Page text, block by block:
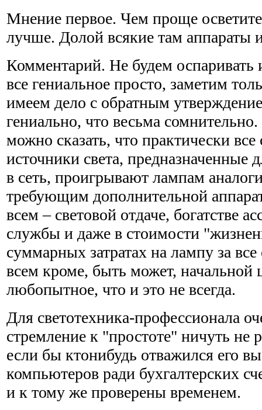
Мнение первое. Чем проще
лучше. Долой всякие там аппараты
Комментарий. Не будем оспаривать
все гениальное просто, заметим
имеем дело с обратным
гениально, что весьма
можно сказать, что практически
источники света, предназначенные
в сеть, проигрывают лампам
требующим дополнительной
всем – световой отдаче, богатстве
службы и даже в стоимости
суммарных затратах на лампу за
всем кроме, быть может,
любопытное, что и это не всегда.
Для светотехника-профессионала
стремление к "простоте" ничуть не
если бы ктонибудь отважился его
компьютеров ради бухгалтерских
и к тому же проверены временем.